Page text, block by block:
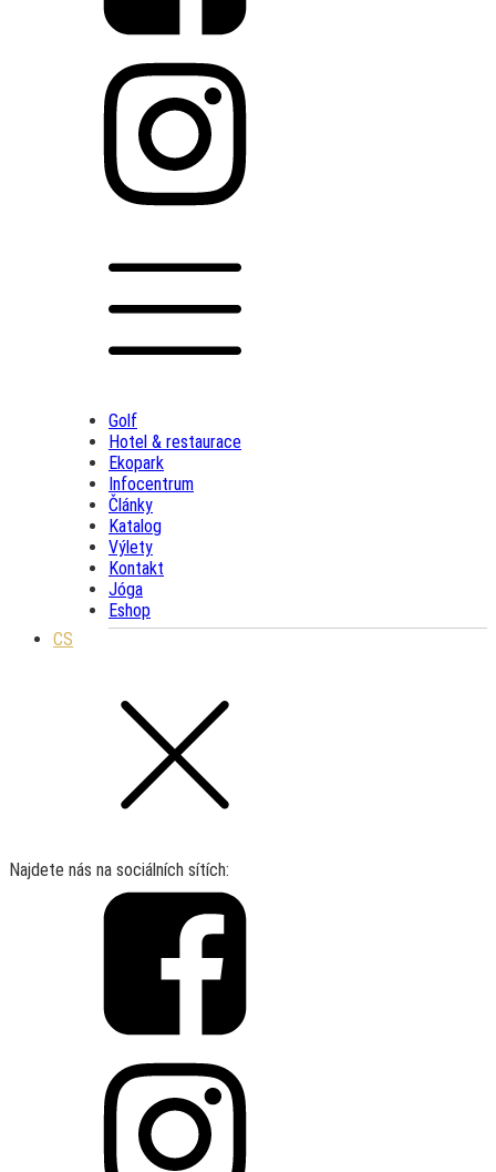
Golf
Hotel & restaurace
Ekopark
Infocentrum
Články
Katalog
Výlety
Kontakt
Jóga
Eshop
CS
Najdete nás na sociálních sítích: